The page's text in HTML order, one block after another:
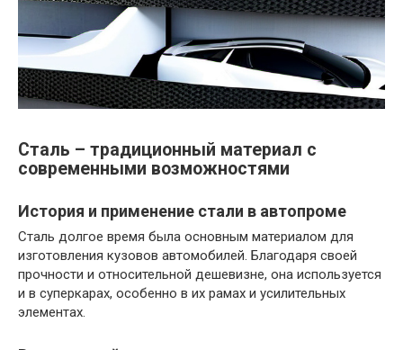
Сталь – традиционный материал с
современными возможностями
История и применение стали в автопроме
Сталь долгое время была основным материалом для
изготовления кузовов автомобилей. Благодаря своей
прочности и относительной дешевизне, она используется
и в суперкарах, особенно в их рамах и усилительных
элементах.